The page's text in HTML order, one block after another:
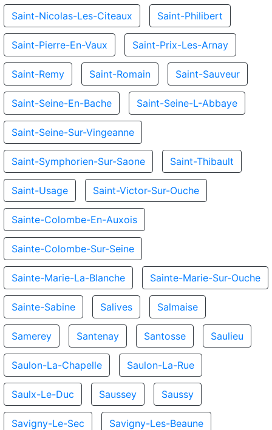
Saint-Nicolas-Les-Citeaux Saint-Philibert
Saint-Pierre-En-Vaux Saint-Prix-Les-Arnay
Saint-Remy Saint-Romain Saint-Sauveur
Saint-Seine-En-Bache Saint-Seine-L-Abbaye
Saint-Seine-Sur-Vingeanne
Saint-Symphorien-Sur-Saone Saint-Thibault
Saint-Usage Saint-Victor-Sur-Ouche
Sainte-Colombe-En-Auxois
Sainte-Colombe-Sur-Seine
Sainte-Marie-La-Blanche Sainte-Marie-Sur-Ouche
Sainte-Sabine Salives Salmaise
Samerey Santenay Santosse Saulieu
Saulon-La-Chapelle Saulon-La-Rue
Saulx-Le-Duc Saussey Saussy
Savigny-Le-Sec Savigny-Les-Beaune